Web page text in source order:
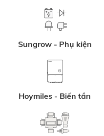
Sungrow - Phụ kiện
Hoymiles - Biến tần